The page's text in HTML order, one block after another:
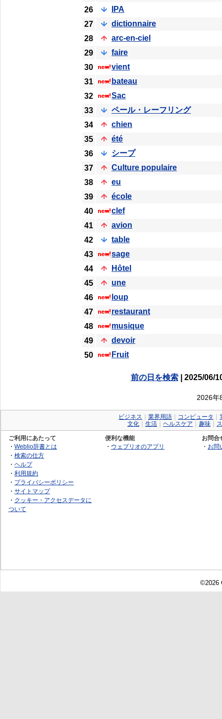
26
IPA
27
dictionnaire
28
arc-en-ciel
29
faire
30
vient
31
bateau
32
Sac
33
ペール・レーフリング
34
chien
35
été
36
シープ
37
Culture populaire
38
eu
39
école
40
clef
41
avion
42
table
43
sage
44
Hôtel
45
une
46
loup
47
restaurant
48
musique
49
devoir
50
Fruit
前の日を検索| 2025/06/
2026年
ビジネス 業界用語 コンピュータ
文化
生活 ヘルスケア 趣味
ご利用にあたって
・ Weblio辞書とは
・ 検索の仕方
・ ヘルプ
・ 利用規約
・ プライバシーポリシー
・ サイトマップ
・ クッキー・アクセスデータに
ついて
便利な機能
・ ウェブリオのアプリ
お問合
・ お問
©2026